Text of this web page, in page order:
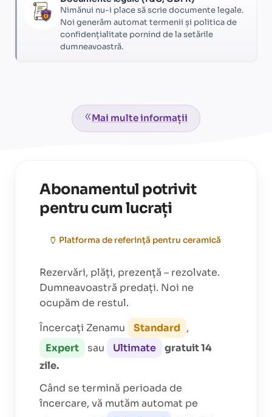
Nimănui nu-i place să scrie documente legale.
Noi generăm automat termenii și politica de
confidențialitate pornind de la setările
dumneavoastră.
Mai multe informații
Abonamentul potrivit
pentru cum lucrați
🏺 Platforma de referință pentru ceramică
Rezervări, plăți, prezență – rezolvate.
Dumneavoastră predați. Noi ne
ocupăm de restul.
Încercați Zenamu
Standard ,
Expert
sau Ultimate
gratuit 14
zile.
Când se termină perioada de
încercare, vă mutăm automat pe